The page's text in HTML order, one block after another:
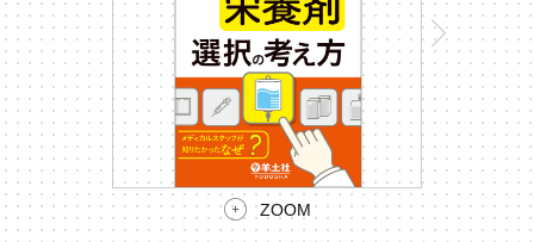
ZOOM